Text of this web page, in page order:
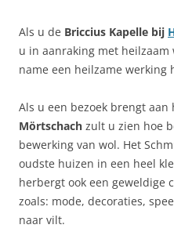
Als u de Briccius Kapelle bij
u in aanraking met
name een heilzame werking
Als u een bezoek brengt aan
Mörtschach zult u zien hoe
bewerking van wol. Het
oudste huizen in een heel
herbergt ook een geweldige
zoals: mode, decoraties,
naar vilt.